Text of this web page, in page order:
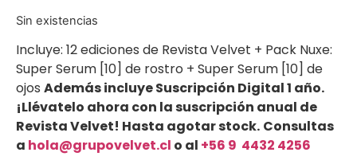
Sin existencias
Incluye: 12 ediciones de Revista Velvet + Pack Nuxe:
Super Serum [10] de rostro + Super Serum [10] de
ojos Además incluye Suscripción Digital 1 año.
¡Llévatelo ahora con la suscripción anual de
Revista Velvet! Hasta agotar stock. Consultas
a hola@grupovelvet.cl o al +56 9 4432 4256